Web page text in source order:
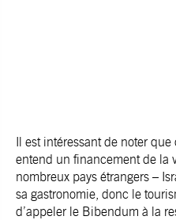
Il est intéressant de noter
entend un financement de la
nombreux pays étrangers –
sa gastronomie, donc le
d’appeler le Bibendum à la